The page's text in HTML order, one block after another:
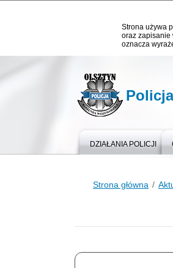
Strona używa
oraz zapisanie
oznacza
DZIAŁANIA POLICJI
Strona główna